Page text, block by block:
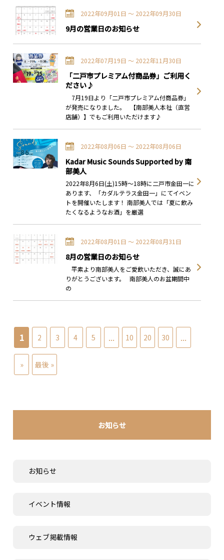
お知らせ
お知らせ
イベント情報
ウェブ掲載情報
2022年09月01日 〜 2022年09月30日
9月の営業日のお知らせ
2022年07月19日 〜 2022年11月30日
「二戸市プレミアム付商品券」ご利用く
ださい♪
7月19日より「二戸市プレミアム付商品券」
が発売になりました。 【南部美人本社（直営
店舗）】でもご利用いただけます♪
2022年08月06日 〜 2022年08月06日
Kadar Music Sounds Supported by 南
部美人
2022年8月6日(土)15時～18時に二戸市金田一に
あります、「カダルテラス金田一」にてイベン
トを開催いたします！ 南部美人では「夏に飲み
たくなるようなお酒」を厳選
2022年08月01日 〜 2022年08月31日
8月の営業日のお知らせ
平素より南部美人をご愛飲いただき、誠にあ
りがとうございます。 南部美人のお盆期間中
の
1 2 3 4 5 ... 10 20 30 ...
» 最後 »